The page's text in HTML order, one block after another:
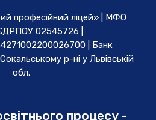
професійний ліцей» | МФО
02545726 |
| Банк
р-ні у Львівській
обл.
процесу -